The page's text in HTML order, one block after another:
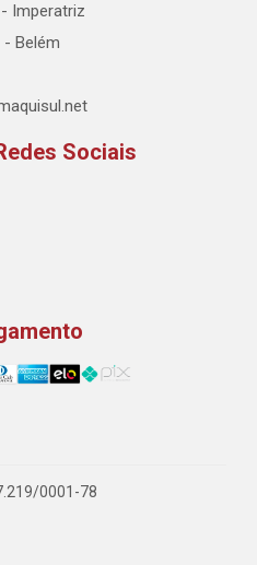
Imperatriz
Belém
Sociais
0001-78